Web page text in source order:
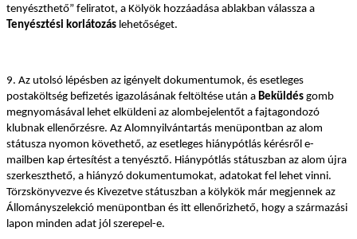
tenyészthető” feliratot, a Kölyök hozzáadása ablakban válassza a
Tenyésztési korlátozás lehetőséget.
9. Az utolsó lépésben az igényelt dokumentumok, és esetleges
postaköltség befizetés igazolásának feltöltése után a Beküldés gomb
megnyomásával lehet elküldeni az alombejelentőt a fajtagondozó
klubnak ellenőrzésre. Az Alomnyilvántartás menüpontban az alom
státusza nyomon követhető, az esetleges hiánypótlás kérésről e-
mailben kap értesítést a tenyésztő. Hiánypótlás státuszban az alom újra
szerkeszthető, a hiányzó dokumentumokat, adatokat fel lehet vinni.
Törzskönyvezve és Kivezetve státuszban a kölykök már megjennek az
Állományszelekció menüpontban és itt ellenőrizhető, hogy a származási
lapon minden adat jól szerepel-e.